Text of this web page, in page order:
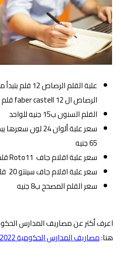
الرصاص ال faber castell 12 قلم ب65 جنيه
القلم السنون ب15 جنيه للواحد
65 جنيه
سعر علبة اقلام جاف Roto11 قلم بـ 20 جنيه
سعر علبة اقلام جاف سينتو 20 قلم ب30 جنيه
سعر القلم المصحح ب8 جنيه
اعرف أكتر عن مصاريف المدارس
هنا:مصاريف المدارس الحكومية 2022 / 2023 وطريقة الدفع